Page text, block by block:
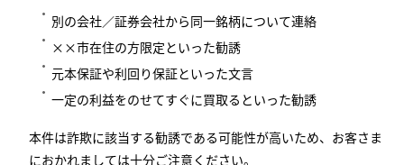
別の会社／証券会社から同一銘柄について連絡
××市在住の方限定といった勧誘
元本保証や利回り保証といった文言
一定の利益をのせてすぐに買取るといった勧誘
本件は詐欺に該当する勧誘である可能性が高いため、お客さま
におかれましては十分ご注意ください。